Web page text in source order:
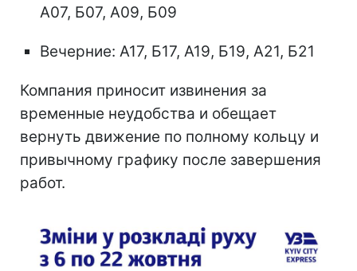
А07, Б07, А09, Б09
Вечерние: А17, Б17, А19, Б19, А21, Б21
Компания приносит извинения за
временные неудобства и обещает
вернуть движение по полному кольцу и
привычному графику после завершения
работ.